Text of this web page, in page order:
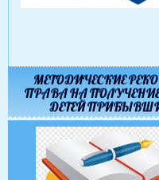
МЕТОДИЧЕСКИЕ
ПРАВА НА
ДЕТЕЙ